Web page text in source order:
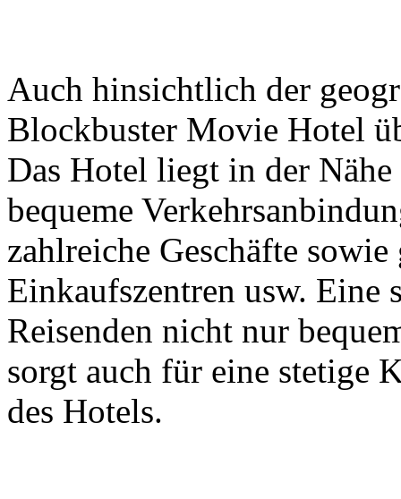
Auch hinsichtlich der
Blockbuster Movie Hotel
Das Hotel liegt in der
bequeme
zahlreiche Geschäfte
Einkaufszentren usw. Eine
Reisenden nicht nur
sorgt auch für eine stetige
des Hotels.